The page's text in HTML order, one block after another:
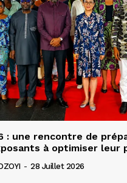
: une rencontre de
à optimiser leur
- 28 Juillet 2026